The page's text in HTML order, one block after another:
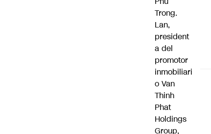
Trong.
Lan,
president
a del
promotor
inmobiliari
o Van
Thinh
Phat
Holdings
Group,